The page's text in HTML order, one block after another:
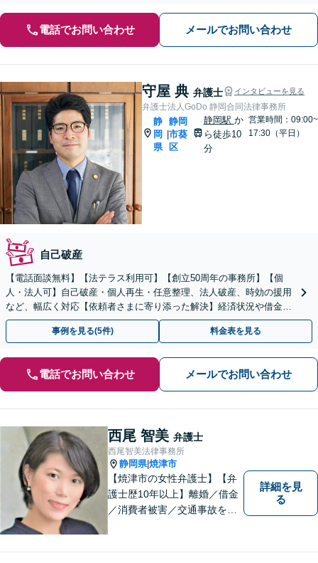
電話でお問い合わせ メールでお問い合わせ
守屋 典 弁護士 インタビューを見る
弁護士法人GoDo 静岡合同法律事務所
静
岡
県
|
静岡
市葵
区
静岡駅 か
ら徒歩10
分
営業時間：09:00~
17:30（平日）
自己破産
【電話面談無料】【法テラス利用可】【創立50周年の事務所】【個
人・法人可】自己破産・個人再生・任意整理、法人破産、時効の援用
など、幅広く対応【依頼者さまに寄り添った解決】経済状況や借金の
理由など、丁寧にヒアリングします！【静岡駅10分】
事例を見る(5件) 料金表を見る
電話でお問い合わせ メールでお問い合わせ
西尾 智美 弁護士
西尾智美法律事務所
静岡県|焼津市
【焼津市の女性弁護士】【弁
護士歴10年以上】離婚／借金
／消費者被害／交通事故を中
い、解決策を見つけていきま
詳細を見
る